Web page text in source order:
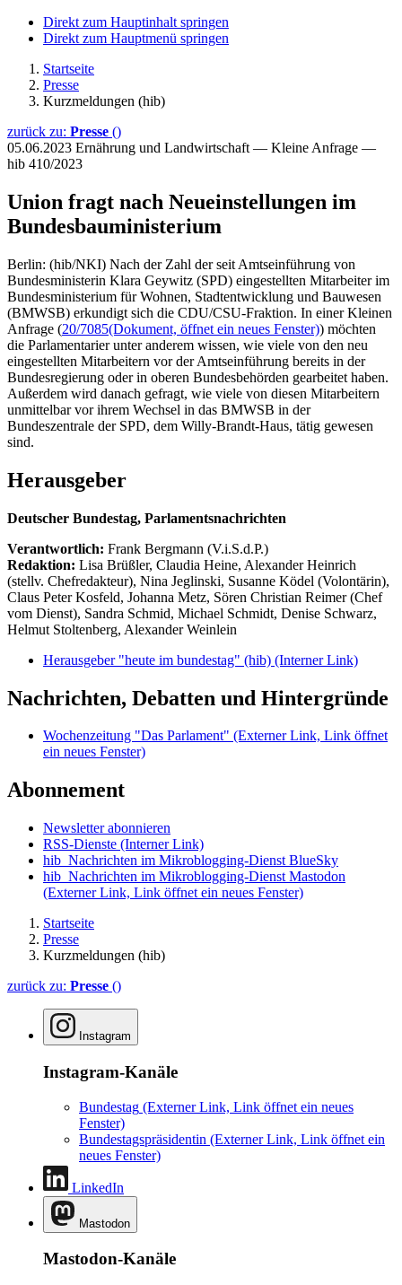
Direkt zum Hauptinhalt springen
Direkt zum Hauptmenü springen
Startseite
Presse
Kurzmeldungen (hib)
zurück zu: Presse ()
05.06.2023 Ernährung und Landwirtschaft — Kleine Anfrage —
hib 410/2023
Union fragt nach Neueinstellungen im
Bundesbauministerium
Berlin: (hib/NKI) Nach der Zahl der seit Amtseinführung von
Bundesministerin Klara Geywitz (SPD) eingestellten Mitarbeiter im
Bundesministerium für Wohnen, Stadtentwicklung und Bauwesen
(BMWSB) erkundigt sich die CDU/CSU-Fraktion. In einer Kleinen
Anfrage (20/7085(Dokument, öffnet ein neues Fenster)) möchten
die Parlamentarier unter anderem wissen, wie viele von den neu
eingestellten Mitarbeitern vor der Amtseinführung bereits in der
Bundesregierung oder in oberen Bundesbehörden gearbeitet haben.
Außerdem wird danach gefragt, wie viele von diesen Mitarbeitern
unmittelbar vor ihrem Wechsel in das BMWSB in der
Bundeszentrale der SPD, dem Willy-Brandt-Haus, tätig gewesen
sind.
Herausgeber
Deutscher Bundestag, Parlamentsnachrichten
Verantwortlich: Frank Bergmann (V.i.S.d.P.)
Redaktion: Lisa Brüßler, Claudia Heine, Alexander Heinrich
(stellv. Chefredakteur), Nina Jeglinski, Susanne Ködel (Volontärin),
Claus Peter Kosfeld, Johanna Metz, Sören Christian Reimer (Chef
vom Dienst), Sandra Schmid, Michael Schmidt, Denise Schwarz,
Helmut Stoltenberg, Alexander Weinlein
Herausgeber "heute im bundestag" (hib) (Interner Link)
Nachrichten, Debatten und Hintergründe
Wochenzeitung "Das Parlament" (Externer Link, Link öffnet
ein neues Fenster)
Abonnement
Newsletter abonnieren
RSS-Dienste (Interner Link)
hib_Nachrichten im Mikroblogging-Dienst BlueSky
hib_Nachrichten im Mikroblogging-Dienst Mastodon
(Externer Link, Link öffnet ein neues Fenster)
Startseite
Presse
Kurzmeldungen (hib)
zurück zu: Presse ()
Instagram
Instagram-Kanäle
Bundestag (Externer Link, Link öffnet ein neues
Fenster)
Bundestagspräsidentin (Externer Link, Link öffnet ein
neues Fenster)
LinkedIn
Mastodon
Mastodon-Kanäle